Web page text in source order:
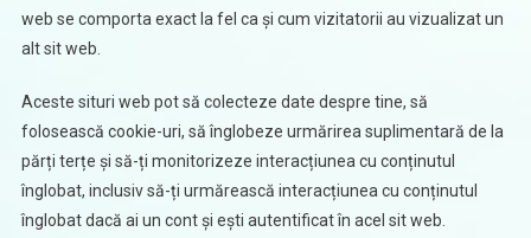
web se comporta exact la fel ca și cum vizitatorii au vizualizat un
alt sit web.
Aceste situri web pot să colecteze date despre tine, să
folosească cookie-uri, să înglobeze urmărirea suplimentară de la
părți terțe și să-ți monitorizeze interacțiunea cu conținutul
înglobat, inclusiv să-ți urmărească interacțiunea cu conținutul
înglobat dacă ai un cont și ești autentificat în acel sit web.